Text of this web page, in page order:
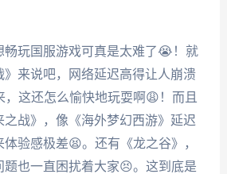
畅玩国服游戏可真是太难了😭！就
来说吧，网络延迟高得让人崩溃
这还怎么愉快地玩耍啊😩！而且
之战》，像《海外梦幻西游》延迟
验感极差😫。还有《龙之谷》，
题也一直困扰着大家😣。这到底是